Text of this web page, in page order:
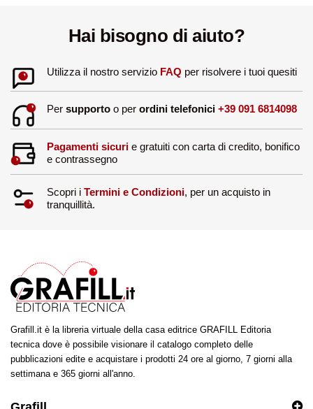
Hai bisogno di aiuto?
Utilizza il nostro servizio FAQ per risolvere i tuoi quesiti
Per supportoo per ordini telefonici +39 091 6814098
Pagamenti sicurie gratuiti con carta di credito, bonifico
e contrassegno
Scopri i Termini e Condizioni, per un acquisto in
tranquillità.
Grafill.it è la libreria virtuale della casa editrice GRAFILL Editoria
tecnica dove è possibile visionare il catalogo completo delle
pubblicazioni edite e acquistare i prodotti 24 ore al giorno, 7 giorni alla
settimana e 365 giorni all'anno.